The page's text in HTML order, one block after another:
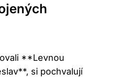
**Levnou
si pochvalují